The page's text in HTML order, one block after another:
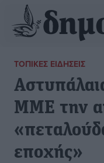
ΤΟΠΙΚΈΣ ΕΙΔΉΣΕΙΣ
ΜΜΕ την
εποχής»